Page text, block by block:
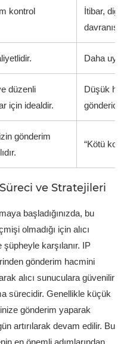
kontrol
İtibar, diğer
Daha
düzenli
için idealdir.
Düşük
gönderim
“Kötü
ve Stratejileri
başladığınızda, bu
olmadığı için alıcı
karşılanır. IP
gönderim hacmini
alıcı sunuculara güvenilir
sürecidir. Genellikle küçük
gönderim yaparak
artırılarak devam edilir. Bu
en önemli adımlarından